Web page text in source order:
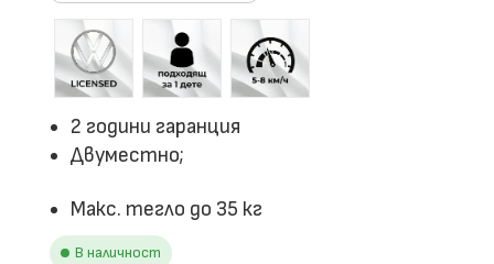
2 години гаранция
Двуместно;
Макс. тегло до 35 кг
В наличност